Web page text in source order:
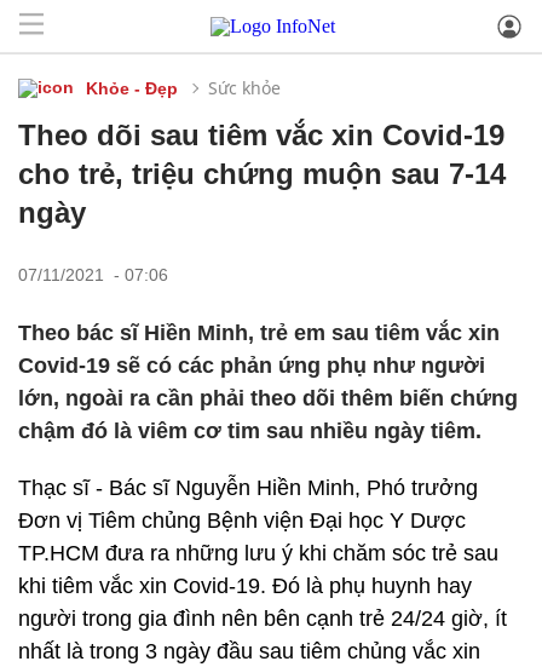
Khỏe - Đẹp Sức khỏe
Theo dõi sau tiêm vắc xin Covid-19
cho trẻ, triệu chứng muộn sau 7-14
ngày
07/11/2021 - 07:06
Theo bác sĩ Hiền Minh, trẻ em sau tiêm vắc xin
Covid-19 sẽ có các phản ứng phụ như người
lớn, ngoài ra cần phải theo dõi thêm biến chứng
chậm đó là viêm cơ tim sau nhiều ngày tiêm.
Thạc sĩ - Bác sĩ Nguyễn Hiền Minh, Phó trưởng
Đơn vị Tiêm chủng Bệnh viện Đại học Y Dược
TP.HCM đưa ra những lưu ý khi chăm sóc trẻ sau
khi tiêm vắc xin Covid-19. Đó là phụ huynh hay
người trong gia đình nên bên cạnh trẻ 24/24 giờ, ít
nhất là trong 3 ngày đầu sau tiêm chủng vắc xin